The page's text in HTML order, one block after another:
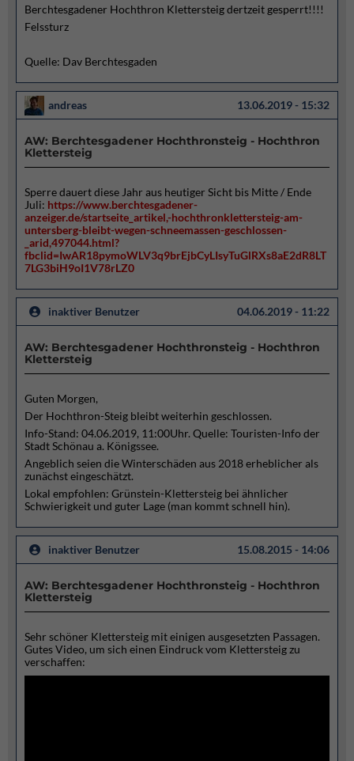
Berchtesgadener Hochthron Klettersteig dertzeit gesperrt!!!!
Felssturz
Quelle: Dav Berchtesgaden
andreas 13.06.2019 - 15:32
AW: Berchtesgadener Hochthronsteig - Hochthron
Klettersteig
Sperre dauert diese Jahr aus heutiger Sicht bis Mitte / Ende
Juli: https://www.berchtesgadener-
anzeiger.de/startseite_artikel,-hochthronklettersteig-am-
untersberg-bleibt-wegen-schneemassen-geschlossen-
_arid,497044.html?
fbclid=IwAR18pymoWLV3q9brEjbCyLIsyTuGlRXs8aE2dR8LT
7LG3biH9oI1V78rLZ0
inaktiver Benutzer 04.06.2019 - 11:22
AW: Berchtesgadener Hochthronsteig - Hochthron
Klettersteig
Guten Morgen,
Der Hochthron-Steig bleibt weiterhin geschlossen.
Info-Stand: 04.06.2019, 11:00Uhr. Quelle: Touristen-Info der
Stadt Schönau a. Königssee.
Angeblich seien die Winterschäden aus 2018 erheblicher als
zunächst eingeschätzt.
Lokal empfohlen: Grünstein-Klettersteig bei ähnlicher
Schwierigkeit und guter Lage (man kommt schnell hin).
inaktiver Benutzer 15.08.2015 - 14:06
AW: Berchtesgadener Hochthronsteig - Hochthron
Klettersteig
Sehr schöner Klettersteig mit einigen ausgesetzten Passagen.
Gutes Video, um sich einen Eindruck vom Klettersteig zu
verschaffen: